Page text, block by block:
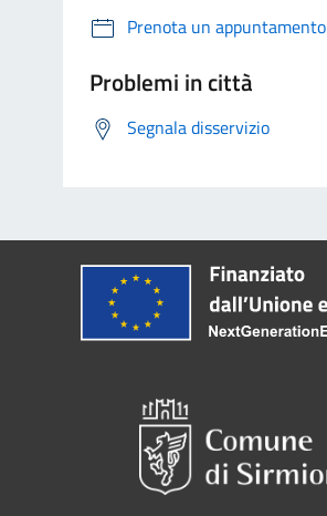
Prenota un appuntamento
Problemi in città
Segnala disservizio